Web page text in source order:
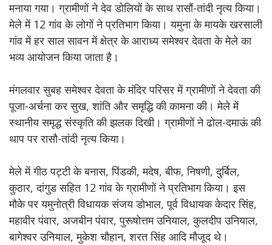
मनाया गया। ग्रामीणों ने देव डोलियों के साथ रासौं-तांदी नृत्य किया।
मेले में 12 गांव के लोगों ने प्रतिभाग किया। यमुना के मायके खरसाली
गांव में हर साल सावन में क्षेत्र के आराध्य समेश्वर देवता के मेले का
भव्य आयोजन किया जाता है।
मंगलवार सुबह समेश्वर देवता के मंदिर परिसर में ग्रामीणों ने देवता की
पूजा-अर्चना कर सुख, शांति और समृद्धि की कामना की। मेले में
स्थानीय समृद्ध संस्कृति की झलक दिखी। ग्रामीणों ने ढोल-दमाऊं की
थाप पर रासौ-तांदी नृत्य किया।
मेले में गीठ पट्टी के बनास, पिंडकी, मदेष, बीफ, निषणी, दुर्बिल,
कुठार, दांगुड सहित 12 गांव के ग्रामीणों ने प्रतिभाग किया। इस
मौके पर यमुनोत्री विधायक संजय डोभाल, पूर्व विधायक केदार सिंह,
महावीर पंवार, अजबीन पंवार, पुरूषोत्तम उनियाल, कुलदीप उनियाल,
बागेश्वर उनियाल, मुकेश चौहान, शरत सिंह आदि मौजूद थे।